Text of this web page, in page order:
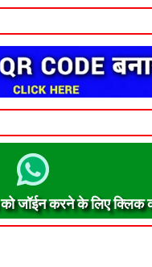
जॉईन करने के लिए क्लिक